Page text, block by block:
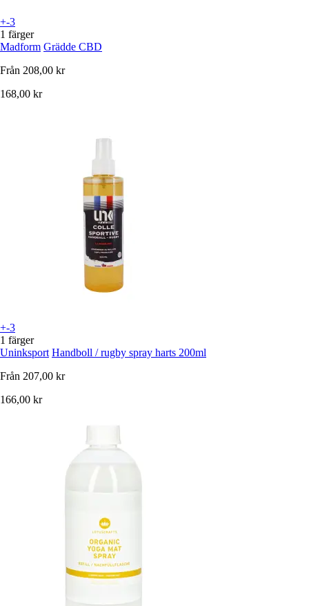
+-3
1 färger
Madform Grädde CBD
Från 208,00 kr
168,00 kr
+-3
1 färger
Uninksport Handboll / rugby spray harts 200ml
Från 207,00 kr
166,00 kr